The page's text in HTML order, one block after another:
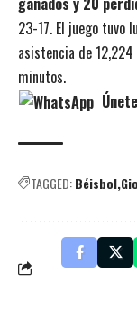
23-17. El juego tuvo
asistencia de
minutos.
TAGGED:Béisbol